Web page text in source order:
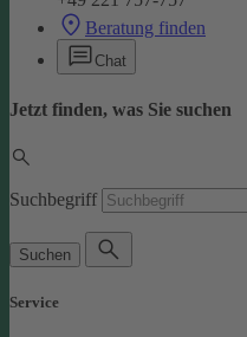
Beratung finden
Chat
Jetzt finden, was Sie suchen
Suchbegriff
Suchen
Service